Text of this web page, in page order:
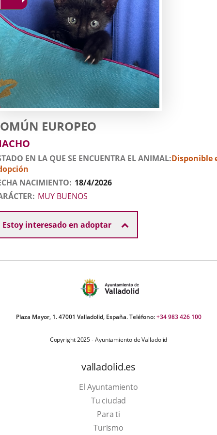
EUROPEO
EN LA QUE SE ENCUENTRA EL ANIMAL Disponible
NACIMIENTO 18/4/2026
MUY BUENOS
Estoy interesado en adoptar
Plaza Mayor, 1. 47001 Valladolid, España. Teléfono:+34 983 426 100
Copyright 2025 - Ayuntamiento de Valladolid
valladolid.es
El Ayuntamiento
Tu ciudad
Para ti
TurismoEste